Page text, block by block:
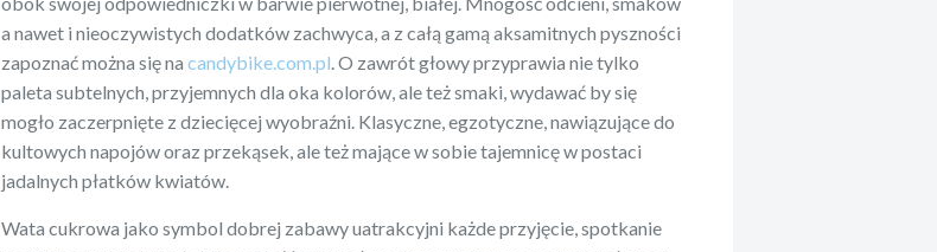
a nawet i nieoczywistych dodatków zachwyca, a z całą gamą aksamitnych pyszności
zapoznać można się nacandybike.com.pl . O zawrót głowy przyprawia nie tylko
paleta subtelnych, przyjemnych dla oka kolorów, ale też smaki, wydawać by się
mogło zaczerpnięte z dziecięcej wyobraźni. Klasyczne, egzotyczne, nawiązujące do
kultowych napojów oraz przekąsek, ale też mające w sobie tajemnicę w postaci
jadalnych płatków kwiatów.
Wata cukrowa jako symbol dobrej zabawy uatrakcyjni każde przyjęcie, spotkanie